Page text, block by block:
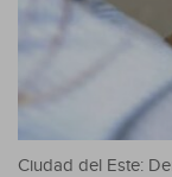
Ciudad del Este: